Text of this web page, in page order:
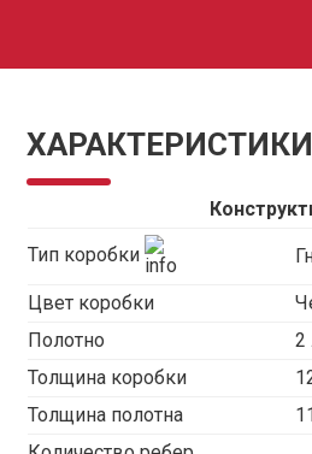
ХАРАКТЕРИСТИКИ
Тип коробки
Цвет коробки
Полотно
2
Толщина коробки
Толщина полотна